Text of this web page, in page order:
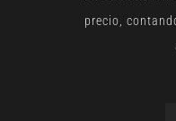
precio,